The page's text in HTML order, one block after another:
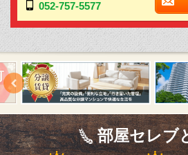
052-757-5577
部屋セレブ